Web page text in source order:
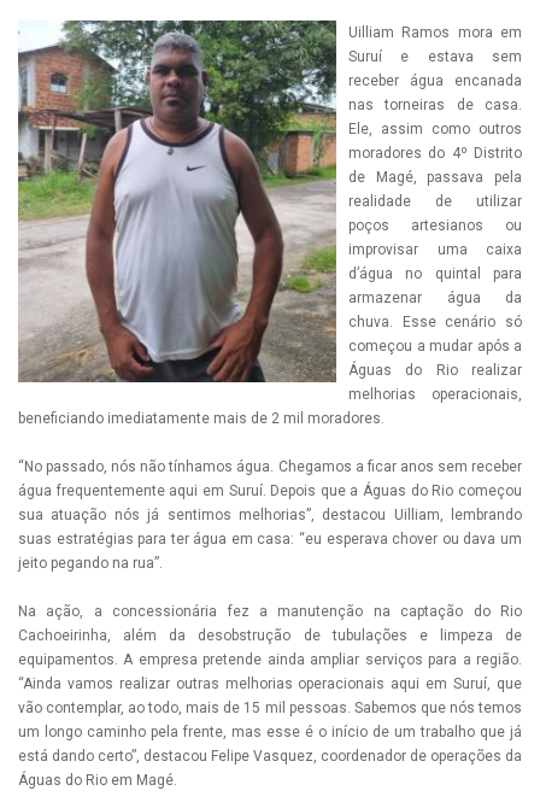
Uilliam Ramos mora em
Suruí e estava sem
receber água encanada
nas torneiras de casa.
Ele, assim como outros
moradores do 4º Distrito
de Magé, passava pela
realidade de utilizar
poços artesianos ou
improvisar uma caixa
d’água no quintal para
armazenar água da
chuva. Esse cenário só
começou a mudar após a
Águas do Rio realizar
melhorias operacionais,
beneficiando imediatamente mais de 2 mil moradores.
“No passado, nós não tínhamos água. Chegamos a ficar anos sem receber
água frequentemente aqui em Suruí. Depois que a Águas do Rio começou
sua atuação nós já sentimos melhorias”, destacou Uilliam, lembrando
suas estratégias para ter água em casa: “eu esperava chover ou dava um
jeito pegando na rua”.
Na ação, a concessionária fez a manutenção na captação do Rio
Cachoeirinha, além da desobstrução de tubulações e limpeza de
equipamentos. A empresa pretende ainda ampliar serviços para a região.
“Ainda vamos realizar outras melhorias operacionais aqui em Suruí, que
vão contemplar, ao todo, mais de 15 mil pessoas. Sabemos que nós temos
um longo caminho pela frente, mas esse é o início de um trabalho que já
está dando certo”, destacou Felipe Vasquez, coordenador de operações da
Águas do Rio em Magé.